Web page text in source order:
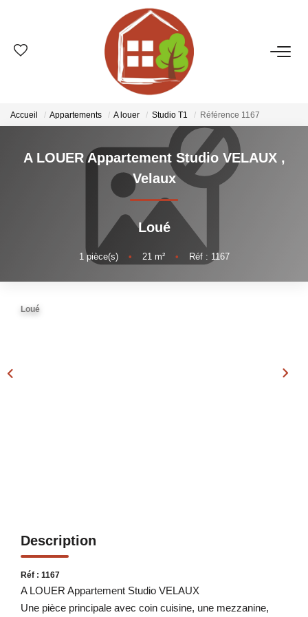
VENTES
ESTIMATION
LOCATIONS
GESTION
LE GROUPE
Qui Sommes-Nous ?
Accueil Appartements A louer Studio T1 Référence 1167
A LOUER Appartement Studio VELAUX ,
Velaux
Loué
1 pièce(s) • 21 m² • Réf : 1167
Loué
Description
Réf : 1167
A LOUER Appartement Studio VELAUX
Une pièce principale avec coin cuisine, une mezzanine,